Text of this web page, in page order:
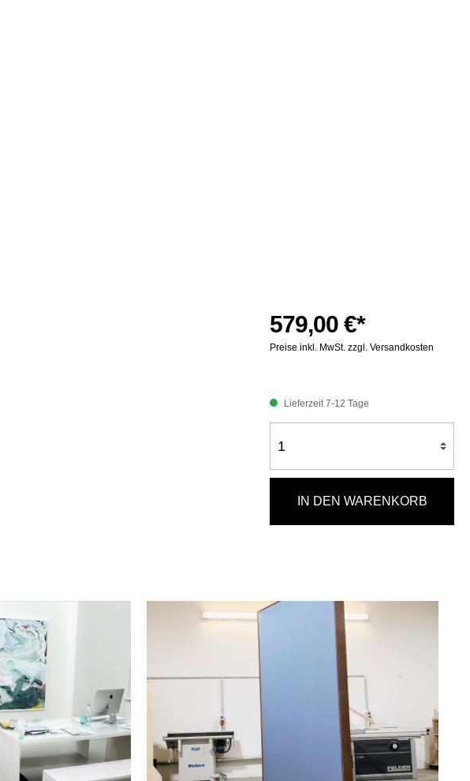
579,00 €*
Preise inkl. MwSt. zzgl. Versandkosten
Lieferzeit 7-12 Tage
IN DEN WARENKORB